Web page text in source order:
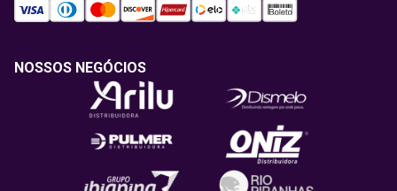
NOSSOS NEGÓCIOS